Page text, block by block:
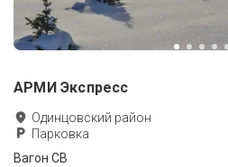
АРМИ Экспресс
Одинцовский район
Парковка
Вагон СВ